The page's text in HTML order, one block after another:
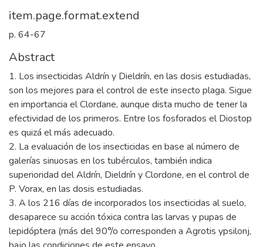
item.page.format.extend
p. 64-67
Abstract
1. Los insecticidas Aldrín y Dieldrín, en las dosis estudiadas,
son los mejores para el control de este insecto plaga. Sigue
en importancia el Clordane, aunque dista mucho de tener la
efectividad de los primeros. Entre los fosforados el Diostop
es quizá el más adecuado.
2. La evaluación de los insecticidas en base al número de
galerías sinuosas en los tubérculos, también indica
superioridad del Aldrín, Dieldrín y Clordone, en el control de
P. Vorax, en las dosis estudiadas.
3. A los 216 días de incorporados los insecticidas al suelo,
desaparece su acción tóxica contra las larvas y pupas de
lepidóptera (más del 90°/o corresponden a Agrotis ypsilonj,